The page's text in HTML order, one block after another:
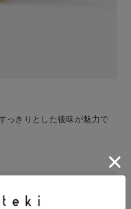
っきりとした後味が魅力で